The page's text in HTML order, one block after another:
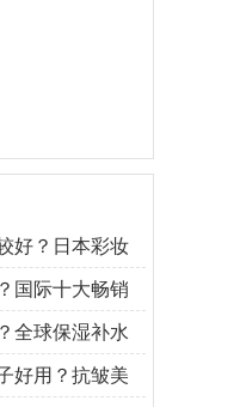
好？日本彩妆
国际十大畅销
全球保湿补水
好用？抗皱美